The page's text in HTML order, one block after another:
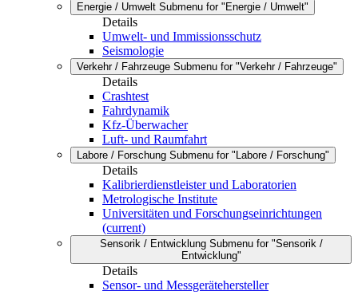
Energie / Umwelt Submenu for "Energie / Umwelt"
Details
Umwelt- und Immissionsschutz
Seismologie
Verkehr / Fahrzeuge Submenu for "Verkehr / Fahrzeuge"
Details
Crashtest
Fahrdynamik
Kfz-Überwacher
Luft- und Raumfahrt
Labore / Forschung Submenu for "Labore / Forschung"
Details
Kalibrierdienstleister und Laboratorien
Metrologische Institute
Universitäten und Forschungseinrichtungen
(current)
Sensorik / Entwicklung Submenu for "Sensorik /
Entwicklung"
Details
Sensor- und Messgerätehersteller